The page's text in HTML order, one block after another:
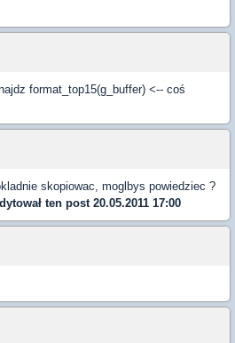
format_top15(g_buffer) <-- coś
skopiowac, moglbys powiedziec ?
ten post 20.05.2011 17:00